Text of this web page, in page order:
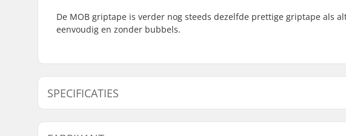
De MOB griptape is verder nog steeds dezelfde prettige griptape als
eenvoudig en zonder bubbels.
SPECIFICATIES
Length: 83.8cm (33")